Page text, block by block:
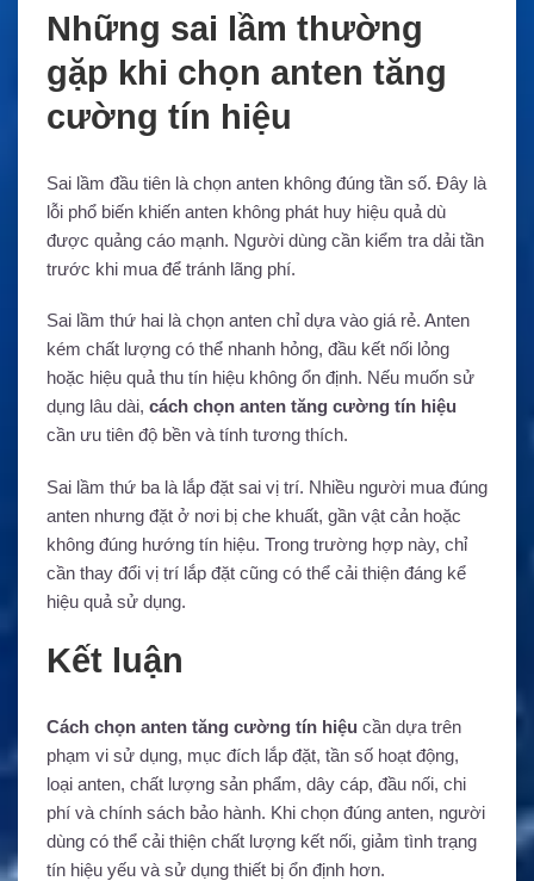
Những sai lầm thường
gặp khi chọn anten tăng
cường tín hiệu
Sai lầm đầu tiên là chọn anten không đúng tần số. Đây là
lỗi phổ biến khiến anten không phát huy hiệu quả dù
được quảng cáo mạnh. Người dùng cần kiểm tra dải tần
trước khi mua để tránh lãng phí.
Sai lầm thứ hai là chọn anten chỉ dựa vào giá rẻ. Anten
kém chất lượng có thể nhanh hỏng, đầu kết nối lỏng
hoặc hiệu quả thu tín hiệu không ổn định. Nếu muốn sử
dụng lâu dài, cách chọn anten tăng cường tín hiệu
cần ưu tiên độ bền và tính tương thích.
Sai lầm thứ ba là lắp đặt sai vị trí. Nhiều người mua đúng
anten nhưng đặt ở nơi bị che khuất, gần vật cản hoặc
không đúng hướng tín hiệu. Trong trường hợp này, chỉ
cần thay đổi vị trí lắp đặt cũng có thể cải thiện đáng kể
hiệu quả sử dụng.
Kết luận
Cách chọn anten tăng cường tín hiệu cần dựa trên
phạm vi sử dụng, mục đích lắp đặt, tần số hoạt động,
loại anten, chất lượng sản phẩm, dây cáp, đầu nối, chi
phí và chính sách bảo hành. Khi chọn đúng anten, người
dùng có thể cải thiện chất lượng kết nối, giảm tình trạng
tín hiệu yếu và sử dụng thiết bị ổn định hơn.